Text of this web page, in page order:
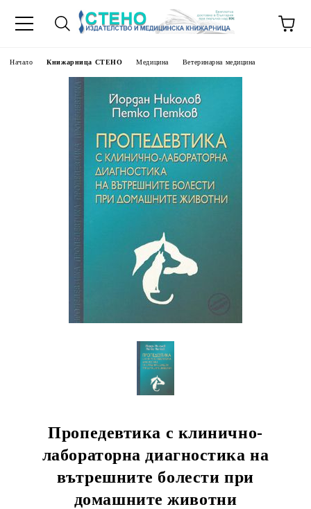
Начало Книжарница СТЕНО Медицина Ветеринарна медицина
Пропедевтика с клинично-
лабораторна диагностика на
вътрешните болести при
домашните животни